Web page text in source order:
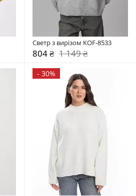
Светр з вирізом KOF-8533
804 ₴ 1 149 ₴
- 30%